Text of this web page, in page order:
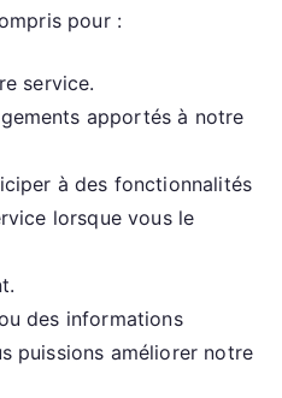
pour :
service.
apportés à notre
à des fonctionnalités
lorsque vous le
des informations
puissions améliorer notre